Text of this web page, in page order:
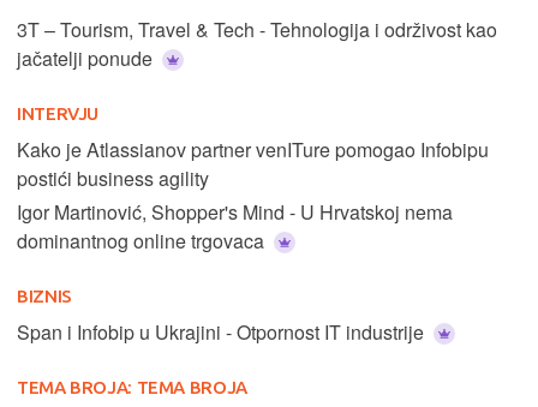
3T – Tourism, Travel & Tech - Tehnologija i održivost kao
jačatelji ponude
INTERVJU
Kako je Atlassianov partner venITure pomogao Infobipu
postići business agility
Igor Martinović, Shopper's Mind - U Hrvatskoj nema
dominantnog online trgovaca
BIZNIS
Span i Infobip u Ukrajini - Otpornost IT industrije
TEMA BROJA: TEMA BROJA